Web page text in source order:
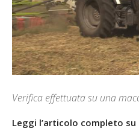
Verifica effettuata su una
Leggi l’articolo completo